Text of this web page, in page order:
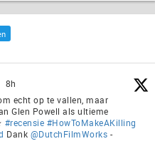
8h
echt op te vallen, maar
Glen Powell als ultieme
#recensie #HowToMakeAKilling
Dank @DutchFilmWorks -